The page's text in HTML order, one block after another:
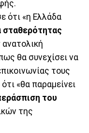
ότι «η Ελλάδα
ανατολική
θα συνεχίσει να
τους
«θα παραμείνει
του
της